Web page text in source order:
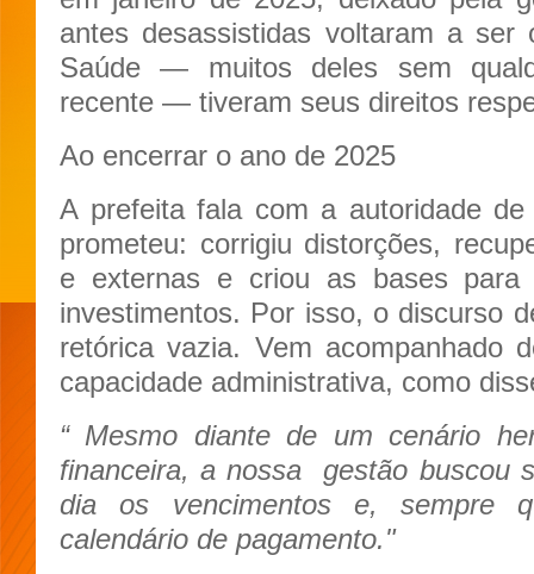
antes desassistidas voltaram a ser
Saúde — muitos deles sem
recente — tiveram seus direitos
Ao encerrar o ano de 2025
A prefeita fala com a autoridade
prometeu: corrigiu distorções,
e externas e criou as bases
investimentos. Por isso, o discurso
retórica vazia. Vem acompanhado
capacidade administrativa, como
“ Mesmo diante de um cenário
financeira, a nossa
gestão buscou
dia os vencimentos e, sempre
calendário de pagamento."